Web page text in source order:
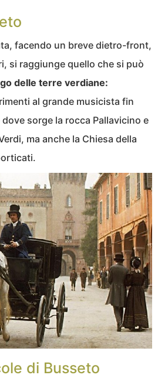
facendo un breve dietro-front,
si raggiunge quello che si può
delle terre verdiane:
al grande musicista fin
sorge la rocca Pallavicino e
ma anche la Chiesa della
di Busseto